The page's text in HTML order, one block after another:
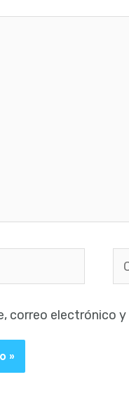
correo electrónico